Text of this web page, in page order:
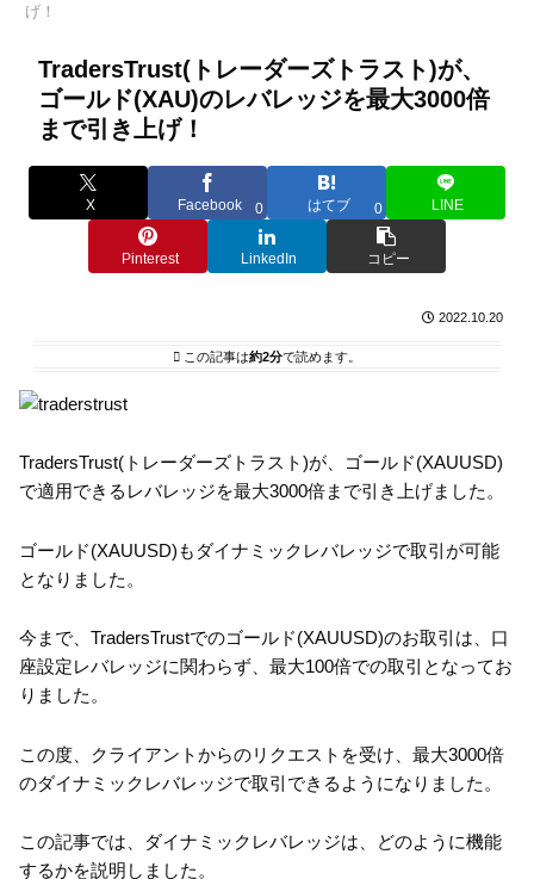
げ！
TradersTrust(トレーダーズトラスト)が、
ゴールド(XAU)のレバレッジを最大3000倍
まで引き上げ！
X Facebook 0 はてブ 0 LINE
Pinterest LinkedIn コピー
2022.10.20
この記事は約2分で読めます。
TradersTrust(トレーダーズトラスト)が、ゴールド(XAUUSD)
で適用できるレバレッジを最大3000倍まで引き上げました。
ゴールド(XAUUSD)もダイナミックレバレッジで取引が可能
となりました。
今まで、TradersTrustでのゴールド(XAUUSD)のお取引は、口
座設定レバレッジに関わらず、最大100倍での取引となってお
りました。
この度、クライアントからのリクエストを受け、最大3000倍
のダイナミックレバレッジで取引できるようになりました。
この記事では、ダイナミックレバレッジは、どのように機能
するかを説明しました。